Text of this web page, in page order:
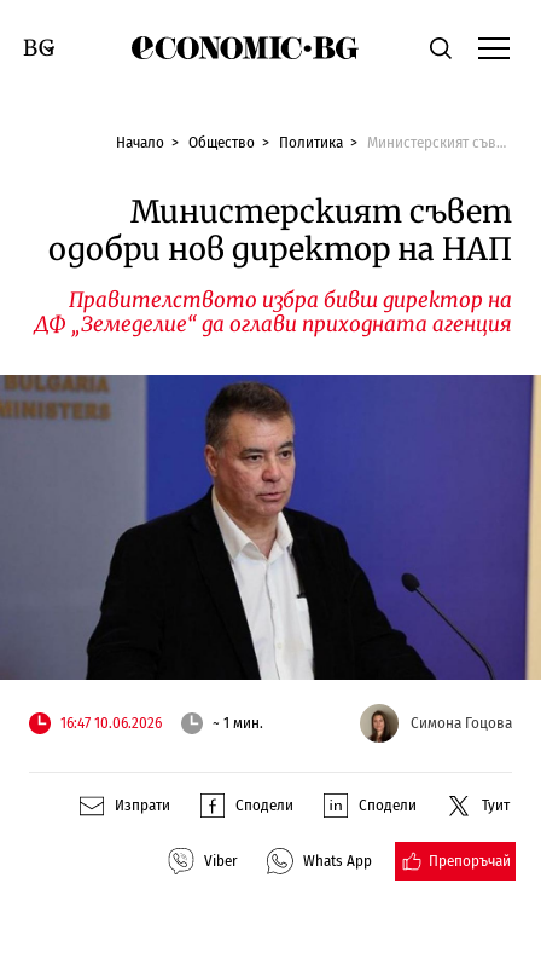
Economic.bgТърсене
Смяна на език
Начало Общество Политика Министерският съвет одобри нов директор на НАП
Министерският съвет
одобри нов директор на НАП
Правителството избра бивш директор на
ДФ „Земеделие“ да оглави приходната агенция
16:47 10.06.2026 ~ 1 мин. Симона Гоцова
Изпрати Сподели Сподели Туит
Viber Whats App Препоръчай